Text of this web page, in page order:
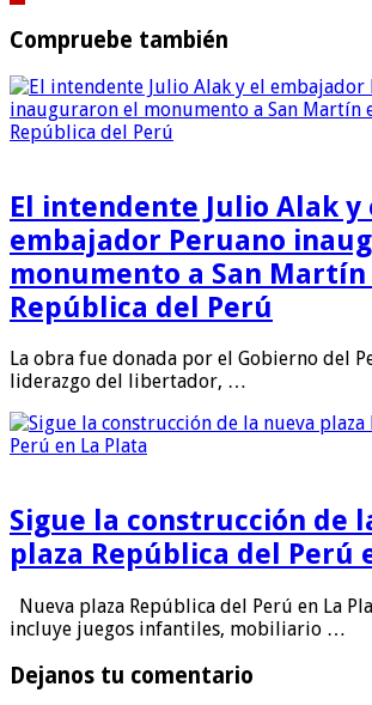
Compruebe también
El intendente Julio Alak y
embajador Peruano
monumento a San Martín
República del Perú
La obra fue donada por el Gobierno del
liderazgo del libertador, …
Sigue la construcción de
plaza República del Perú
Nueva plaza República del Perú en La
incluye juegos infantiles, mobiliario …
Dejanos tu comentario